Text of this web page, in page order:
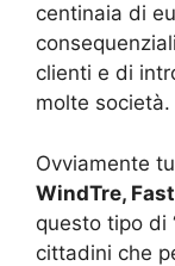
centinaia di
clienti e di
molte società.
Ovviamente
WindTre,
questo tipo di
cittadini che